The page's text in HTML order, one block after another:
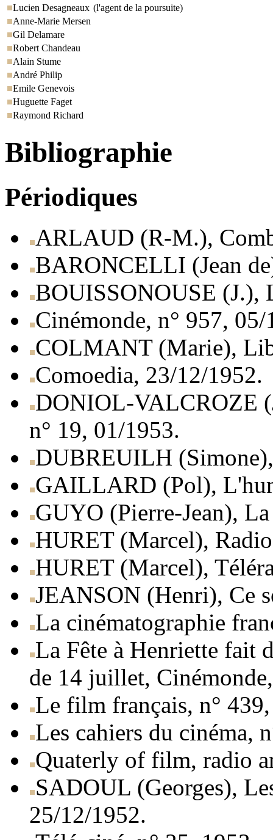
Lucien Desagneaux (l'agent de la poursuite)
Anne-Marie Mersen
Gil Delamare
Robert Chandeau
Alain Stume
André Philip
Emile Genevois
Huguette Faget
Raymond Richard
Bibliographie
Périodiques
ARLAUD (R-M.),
BARONCELLI (Jean
BOUISSONOUSE (J.),
Cinémonde, n° 957,
COLMANT (Marie),
Comoedia, 23/12/1952.
DONIOL-VALCROZE
n° 19, 01/1953.
DUBREUILH
GAILLARD (Pol),
GUYO (Pierre-Jean),
HURET (Marcel),
HURET (Marcel),
JEANSON (Henri), Ce
La cinématographie
La Fête à Henriette fait
de 14 juillet,
Le film français, n°
Les cahiers du cinéma,
Quaterly of film, radio
SADOUL (Georges),
25/12/1952.